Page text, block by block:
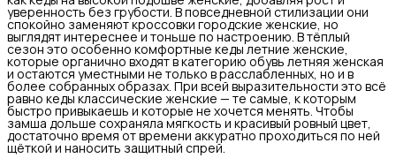
уверенность без грубости. В повседневной стилизации они
спокойно заменяют кроссовки городские женские, но
выглядят интереснее и тоньше по настроению. В тёплый
сезон это особенно комфортные кеды летние женские,
которые органично входят в категорию обувь летняя женская
и остаются уместными не только в расслабленных, но и в
более собранных образах. При всей выразительности это всё
равно кеды классические женские — те самые, к которым
быстро привыкаешь и которые не хочется менять. Чтобы
замша дольше сохраняла мягкость и красивый ровный цвет,
достаточно время от времени аккуратно проходиться по ней
щёткой и наносить защитный спрей.